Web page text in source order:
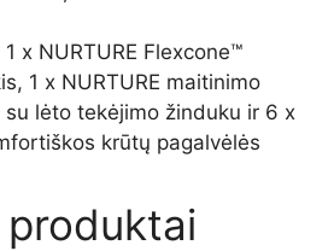
1 x NURTURE Flexcone™
1 x NURTURE maitinimo
lėto tekėjimo žinduku ir 6 x
krūtų pagalvėlės
produktai